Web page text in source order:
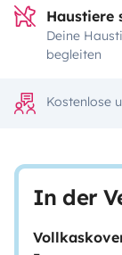
Haustiere
Deine
begleiten
Kostenlose
In der